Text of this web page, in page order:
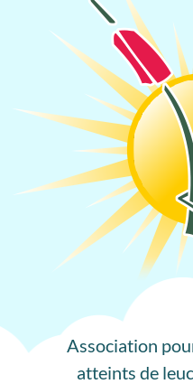
Association
atteints de